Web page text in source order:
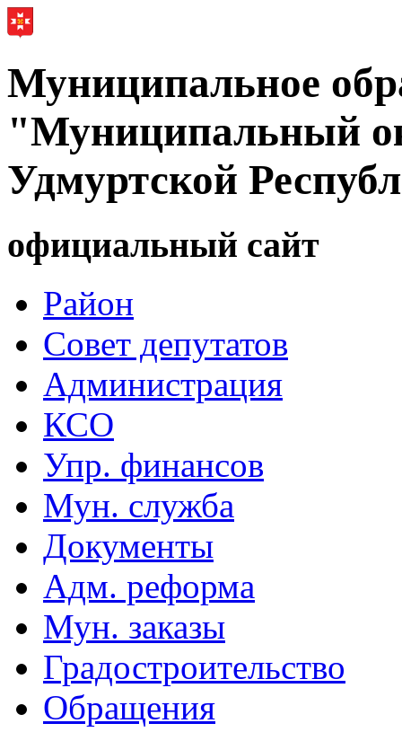
Муниципальное
"Муниципальный
Удмуртской
официальный сайт
Район
Совет депутатов
Администрация
КСО
Упр. финансов
Мун. служба
Документы
Адм. реформа
Мун. заказы
Градостроительство
Обращения